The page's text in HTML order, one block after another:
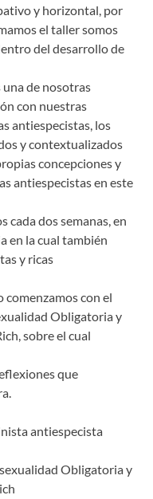
y horizontal, por
el taller somos
del desarrollo de
una de nosotras
con nuestras
antiespecistas, los
y contextualizados
concepciones y
antiespecistas en este
cada dos semanas, en
en la cual también
y ricas
comenzamos con el
Obligatoria y
sobre el cual
que
antiespecista
Obligatoria y